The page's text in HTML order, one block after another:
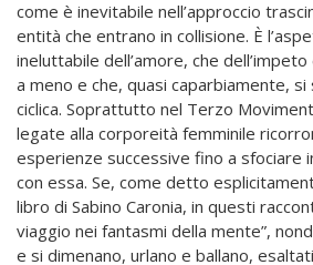
come è inevitabile nell’approccio
entità che entrano in collisione. È
ineluttabile dell’amore, che
a meno e che, quasi caparbiamente, si
ciclica. Soprattutto nel Terzo
legate alla corporeità femminile
esperienze successive fino a sfociare
con essa. Se, come detto
libro di Sabino Caronia, in questi
viaggio nei fantasmi della mente”,
e si dimenano, urlano e ballano,